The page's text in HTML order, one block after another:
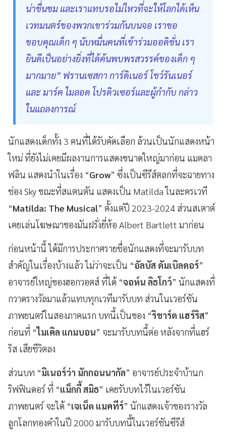
น่าชื่นชม และเราแทบรอไม่ไหวที่จะให้โลกได้เห็น
เวทมนตร์ของพวกเขาร่วมกันบนจอ เราขอ
ขอบคุณเด็ก ๆ นับหมื่นคนที่เข้าร่วมออดิชั่น เรา
ยินดีเป็นอย่างยิ่งที่ได้ค้นพบพรสวรรค์ของเด็ก ๆ
มากมาย” ฟรานเซสกา การ์ดิเนอร์ โชว์รันเนอร์
และ มาร์ค ไมลอด โปรดิวเซอร์และผู้กำกับ กล่าว
ในแถลงการณ์
นักแสดงเด็กทั้ง 3 คนที่ได้รับคัดเลือก ล้วนเป็นนักแสดงหน้า
ใหม่ ที่ยังไม่เคยมีผลงานการแสดงขนาดใหญ่มาก่อน แมคลา
ฟลิน แสดงนำในเรื่อง “Grow” ซึ่งเป็นซีรีส์ตลกที่จะฉายทาง
ช่อง Sky ขณะที่สแตนตัน แสดงเป็น Matilda ในละครเวที
“Matilda: The Musical” ตั้งแต่ปี 2023-2024 ส่วนสเตาต์
เคยเล่นโฆษณาของมันฝรั่งยี่ห้อ Albert Bartlett มาก่อน
ก่อนหน้านี้ ได้มีการประกาศรายชื่อนักแสดงที่จะมารับบท
สำคัญในเรื่องบ้างแล้ว ไม่ว่าจะเป็น “อัลบัส ดัมเบิลดอร์”
อาจารย์ใหญ่ของฮอกวอตส์ ที่ได้ “จอห์น ลิธโกว์” นักแสดงที่
กวาดรางวัลมาแล้วแทบทุกเวทีมารับบท ส่วนในเวอร์ชัน
ภาพยนตร์ในสองภาคแรก บทนี้เป็นของ “ริชาร์ด แฮร์ริส”
ก่อนที่ “ไมเคิล แกมบอน” จะมารับบทนี้ต่อ หลังจากที่แฮร์
ริส เสียชีวิตลง
ส่วนบท “มิเนอร์ว่า มักกอนนากัล” อาจารย์ประจำบ้านก
ริฟฟินดอร์ ที่ “แม็กกี้ สมิธ” เคยรับบทไว้ในเวอร์ชัน
ภาพยนตร์ จะได้ “เจเน็ต แมคทีร์” นักแสดงเจ้าของรางวัล
ลูกโลกทองคำในปี 2000 มารับบทนี้ในเวอร์ชันซีรีส์